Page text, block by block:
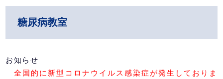
糖尿病教室
お知らせ
全国的に新型コロナウイルス感染症が発生しておりま